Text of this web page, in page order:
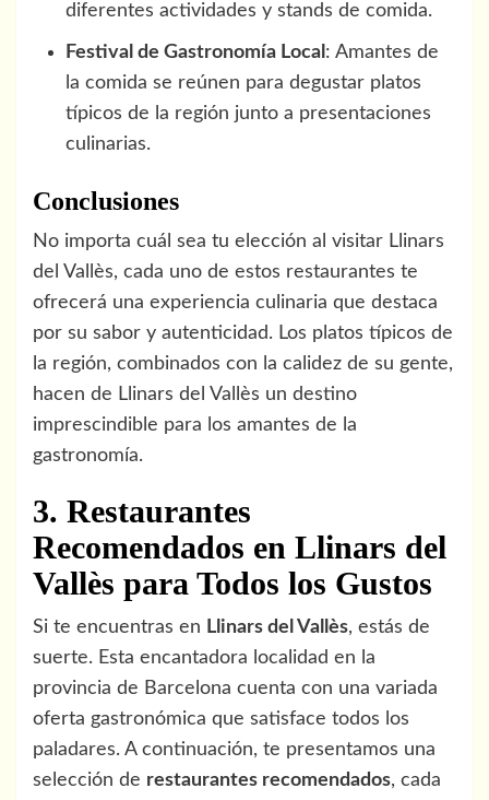
diferentes actividades y stands de comida.
Festival de Gastronomía Local : Amantes de
la comida se reúnen para degustar platos
típicos de la región junto a presentaciones
culinarias.
Conclusiones
No importa cuál sea tu elección al visitar Llinars
del Vallès, cada uno de estos restaurantes te
ofrecerá una experiencia culinaria que destaca
por su sabor y autenticidad. Los platos típicos de
la región, combinados con la calidez de su gente,
hacen de Llinars del Vallès un destino
imprescindible para los amantes de la
gastronomía.
3. Restaurantes
Recomendados en Llinars del
Vallès para Todos los Gustos
Si te encuentras en Llinars del Vallès, estás de
suerte. Esta encantadora localidad en la
provincia de Barcelona cuenta con una variada
oferta gastronómica que satisface todos los
paladares. A continuación, te presentamos una
selección de restaurantes recomendados, cada